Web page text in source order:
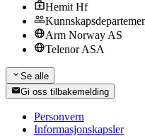
Hemit Hf
Arm Norway AS
Telenor ASA
Se alle
Gi oss tilbakemelding
Personvern
Informasjonskapsler